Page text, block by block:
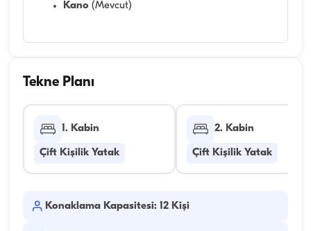
Kano (Mevcut)
Tekne Planı
1. Kabin
Çift Kişilik Yatak
2. Kabin
Çift Kişilik Yatak
Konaklama Kapasitesi: 12 Kişi